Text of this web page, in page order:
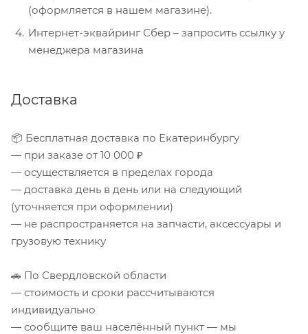
(оформляется в нашем магазине).
Интернет-эквайринг Сбер – запросить ссылку у
менеджера магазина
Доставка
📦 Бесплатная доставка по Екатеринбургу
— при заказе от 10 000 ₽
— осуществляется в пределах города
— доставка день в день или на следующий
(уточняется при оформлении)
— не распространяется на запчасти, аксессуары и
грузовую технику
🚗 По Свердловской области
— стоимость и сроки рассчитываются
индивидуально
— сообщите ваш населённый пункт — мы